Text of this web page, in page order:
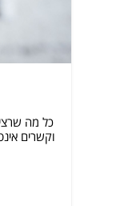
כל מה
וקשרים